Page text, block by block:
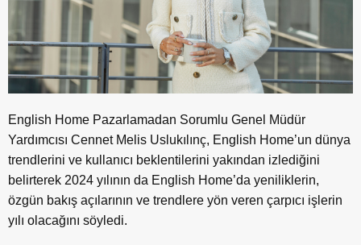
English Home Pazarlamadan Sorumlu Genel Müdür
Yardımcısı Cennet Melis Uslukılınç, English Home’un dünya
trendlerini ve kullanıcı beklentilerini yakından izlediğini
belirterek 2024 yılının da English Home’da yeniliklerin,
özgün bakış açılarının ve trendlere yön veren çarpıcı işlerin
yılı olacağını söyledi.